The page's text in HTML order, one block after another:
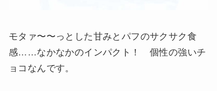
モタァ〜〜っとした甘みとパフのサクサク食
感……なかなかのインパクト！ 個性の強いチ
ョコなんです。